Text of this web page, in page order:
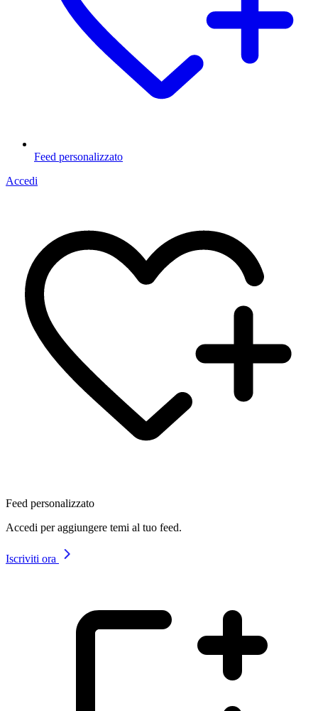
Feed personalizzato
Accedi
Feed personalizzato
Accedi per aggiungere temi al tuo feed.
Iscriviti ora